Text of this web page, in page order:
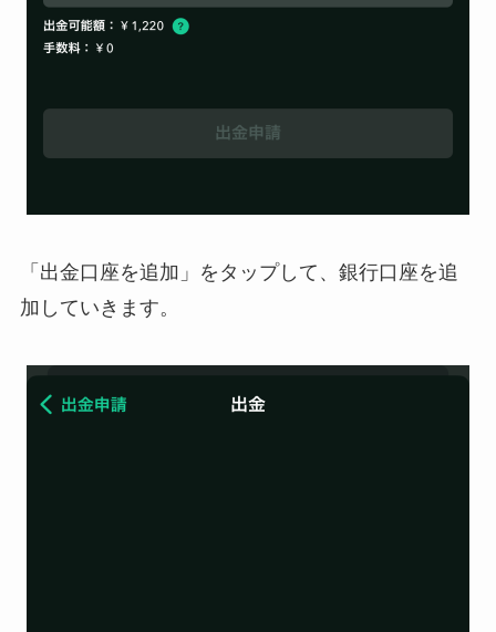
「出金口座を追加」をタップして、銀行口座を追
加していきます。